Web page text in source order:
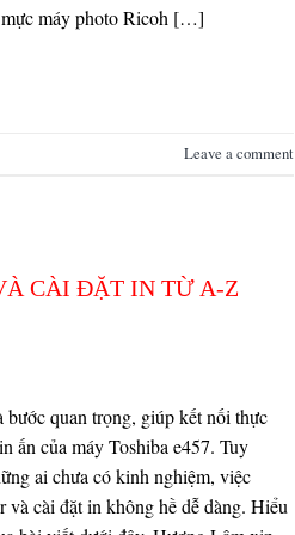
mực máy photo Ricoh […]
Leave a comment
CÀI ĐẶT IN TỪ A-Z
bước quan trọng, giúp kết nối thực
ấn của máy Toshiba e457. Tuy
ai chưa có kinh nghiệm, việc
và cài đặt in không hề dễ dàng. Hiểu